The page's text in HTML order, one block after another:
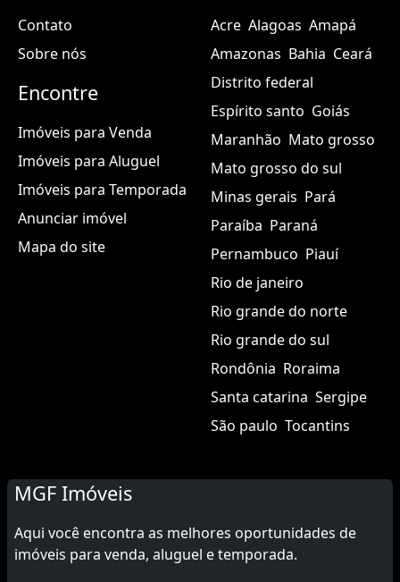
Contato
Sobre nós
Encontre
Imóveis para Venda
Imóveis para Aluguel
Imóveis para Temporada
Anunciar imóvel
Mapa do site
Acre Alagoas Amapá
Amazonas Bahia Ceará
Distrito federal
Espírito santo Goiás
Maranhão Mato grosso
Mato grosso do sul
Minas gerais Pará
Paraíba Paraná
Pernambuco Piauí
Rio de janeiro
Rio grande do norte
Rio grande do sul
Rondônia Roraima
Santa catarina Sergipe
São paulo Tocantins
MGF Imóveis
Aqui você encontra as melhores oportunidades de
imóveis para venda, aluguel e temporada.